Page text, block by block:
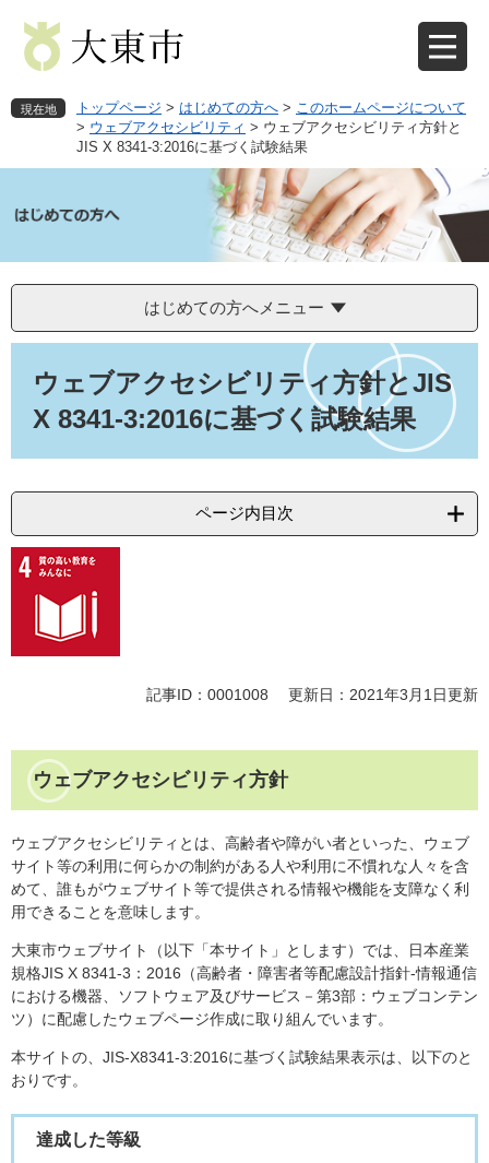
先
す
を
し
へ
現在地 トップページ > はじめての方へ > このホームページについて
> ウェブアクセシビリティ > ウェブアクセシビリティ方針と
JIS X 8341-3:2016に基づく試験結果
はじめての方へメニュー
ウェブアクセシビリティ方針とJIS
X 8341-3:2016に基づく試験結果
ページ内目次
記事ID：0001008 更新日：2021年3月1日更新
ウェブアクセシビリティ方針
ウェブアクセシビリティとは、高齢者や障がい者といった、ウェブ
サイト等の利用に何らかの制約がある人や利用に不慣れな人々を含
めて、誰もがウェブサイト等で提供される情報や機能を支障なく利
用できることを意味します。
大東市ウェブサイト（以下「本サイト」とします）では、日本産業
規格JIS X 8341-3：2016（高齢者・障害者等配慮設計指針-情報通信
における機器、ソフトウェア及びサービス－第3部：ウェブコンテン
ツ）に配慮したウェブページ作成に取り組んでいます。
本サイトの、JIS-X8341-3:2016に基づく試験結果表示は、以下のと
おりです。
達成した等級